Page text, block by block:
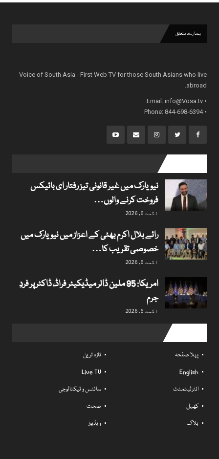
ہمارے متعلق
Voice of South Asia - First Web TV for those South Asians who live
abroad.
• Email:
info@Vosa.tv
• Phone: 844-698-6394
نیویارک میں غیر قانونی تیز رفتار ای بائیکس
فروخت کرنے والوں…
اگست 6, 2026
رائے بلال اکرم بھٹی کے اعزاز میں نیویارک میں
خصوصی تقریب کا…
اگست 6, 2026
امریکا: 95 ملین ڈالر میڈیکیئر فراڈ، ڈاکٹر پر فردِ
جرم
اگست 6, 2026
پہلا صفحہ
تازہ ترین
English
Live TV
انٹرٹینمنٹ
سائنس و ٹیکنالوجی
کھیل
صحت
بلاگ
ویڈیوز